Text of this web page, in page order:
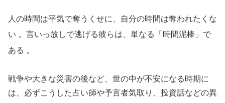
人の時間は平気で奪うくせに、自分の時間は奪われたくな
い 。言いっ放しで逃げる彼らは、単なる「時間泥棒」で
ある 。
戦争や大きな災害の後など、世の中が不安になる時期に
は、必ずこうした占い師や予言者気取り、投資話などの異